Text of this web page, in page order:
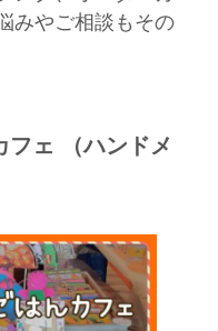
みやご相談もその
ェ （ハンドメ